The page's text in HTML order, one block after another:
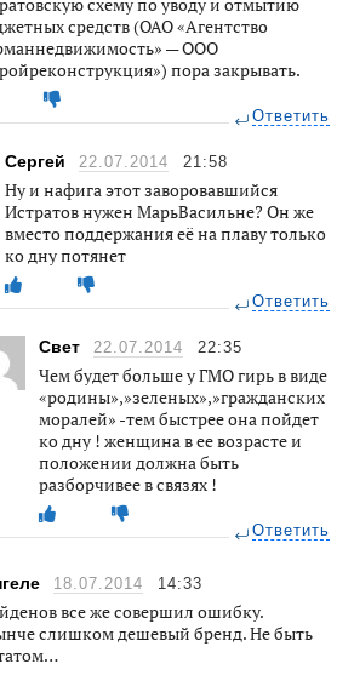
средств (ОАО «Агентство
— ООО
пора закрывать.
Ответить
Сергей 22.07.2014 21:58
Ну и нафига этот заворовавшийся
Истратов нужен МарьВасильне? Он же
вместо поддержания её на плаву только
ко дну потянет
Ответить
Свет 22.07.2014 22:35
Чем будет больше у ГМО гирь в виде
«родины»,»зеленых»,»гражданских
моралей» -тем быстрее она пойдет
ко дну ! женщина в ее возрасте и
положении должна быть
разборчивее в связях !
Ответить
18.07.2014 14:33
все же совершил ошибку.
слишком дешевый бренд. Не быть